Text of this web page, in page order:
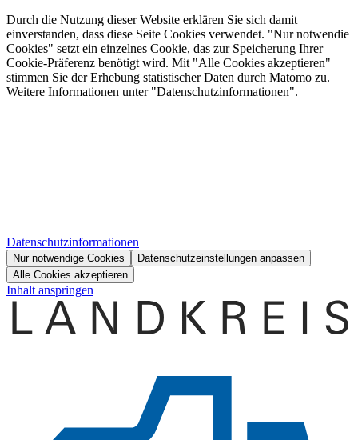
Durch die Nutzung dieser Website erklären Sie sich damit
einverstanden, dass diese Seite Cookies verwendet. "Nur notwendie
Cookies" setzt ein einzelnes Cookie, das zur Speicherung Ihrer
Cookie-Präferenz benötigt wird. Mit "Alle Cookies akzeptieren"
stimmen Sie der Erhebung statistischer Daten durch Matomo zu.
Weitere Informationen unter "Datenschutzinformationen".
Datenschutzinformationen
Nur notwendige Cookies
Datenschutzeinstellungen anpassen
Alle Cookies akzeptieren
Inhalt anspringen